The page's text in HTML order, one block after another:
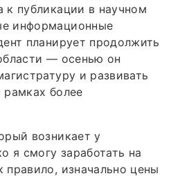
к публикации в научном
информационные
планирует продолжить
— осенью он
и развивать
рамках более
возникает у
я смогу заработать на
изначально цены